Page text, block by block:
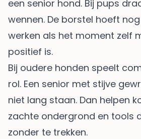
een senior hond. Bij pups
wennen. De borstel hoeft
werken als het moment zelf
positief is.
Bij oudere honden speelt
rol. Een senior met stijve
niet lang staan. Dan helpen
zachte ondergrond en tools
zonder te trekken.